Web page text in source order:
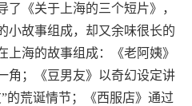
了《关于上海的三个短片》，
小故事组成，却又余味很长的
海的故事组成：《老阿姨》
角；《豆男友》以奇幻设定讲
的荒诞情节；《西服店》通过